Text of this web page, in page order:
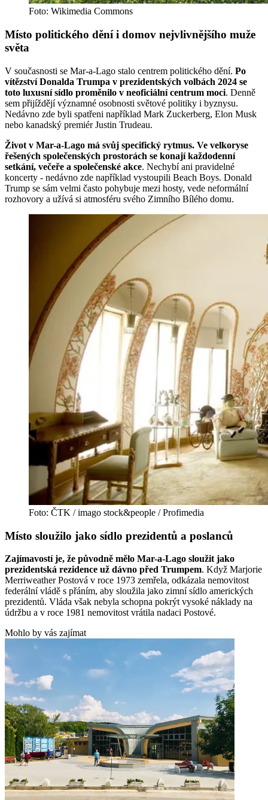
Foto: Wikimedia Commons
Místo politického dění i domov nejvlivnějšího muže
světa
V současnosti se Mar-a-Lago stalo centrem politického dění. Po
vítězství Donalda Trumpa v prezidentských volbách 2024 se
toto luxusní sídlo proměnilo v neoficiální centrum moci. Denně
sem přijíždějí významné osobnosti světové politiky i byznysu.
Nedávno zde byli spatřeni například Mark Zuckerberg, Elon Musk
nebo kanadský premiér Justin Trudeau.
Život v Mar-a-Lago má svůj specifický rytmus. Ve velkoryse
řešených společenských prostorách se konají každodenní
setkání, večeře a společenské akce. Nechybí ani pravidelné
koncerty - nedávno zde například vystoupili Beach Boys. Donald
Trump se sám velmi často pohybuje mezi hosty, vede neformální
rozhovory a užívá si atmosféru svého Zimního Bílého domu.
Foto: ČTK / imago stock&people / Profimedia
Místo sloužilo jako sídlo prezidentů a poslanců
Zajímavostí je, že původně mělo Mar-a-Lago sloužit jako
prezidentská rezidence už dávno před Trumpem. Když Marjorie
Merriweather Postová v roce 1973 zemřela, odkázala nemovitost
federální vládě s přáním, aby sloužila jako zimní sídlo amerických
prezidentů. Vláda však nebyla schopna pokrýt vysoké náklady na
údržbu a v roce 1981 nemovitost vrátila nadaci Postové.
Mohlo by vás zajímat